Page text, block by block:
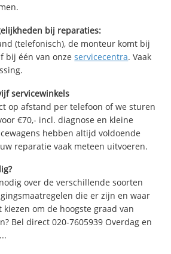
bij reparaties:
(telefonisch), de monteur komt bij
bij één van onzeservicecentra. Vaak
servicewinkels
op afstand per telefoon of we sturen
€70,- incl. diagnose en kleine
hebben altijd voldoende
reparatie vaak meteen uitvoeren.
over de verschillende soorten
die er zijn en waar
om de hoogste graad van
Bel direct 020-7605939 Overdag en